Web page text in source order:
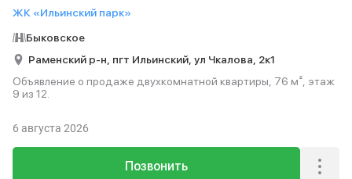
ЖК «Ильинский парк»
Быковское
Раменский р-н, пгт Ильинский, ул Чкалова, 2к1
Объявление о продаже двухкомнатной квартиры, 76 м², этаж
9 из 12.
Позвонить
6 августа 2026